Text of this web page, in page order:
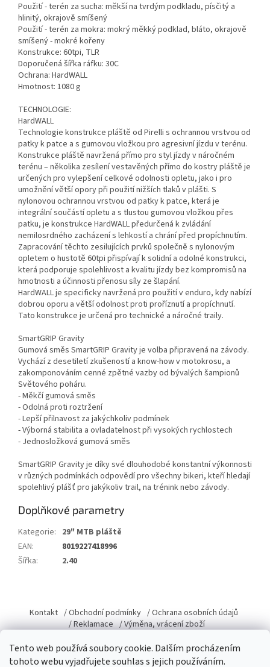
Tento web používá soubory cookie. Dalším procházením
tohoto webu vyjadřujete souhlas s jejich používáním.
Použití - terén za sucha: měkší na tvrdým podkladu, písčitý a
hlinitý, okrajově smíšený
Použití - terén za mokra: mokrý měkký podklad, bláto, okrajově
smíšený - mokré kořeny
Konstrukce: 60tpi, TLR
Doporučená šířka ráfku: 30C
Ochrana: HardWALL
Hmotnost: 1080 g
TECHNOLOGIE:
HardWALL
Technologie konstrukce pláště od Pirelli s ochrannou vrstvou od
patky k patce a s gumovou vložkou pro agresivní jízdu v terénu.
Konstrukce pláště navržená přímo pro styl jízdy v náročném
terénu – několika zesílení vestavěných přímo do kostry pláště je
určených pro vylepšení celkové odolnosti opletu, jako i pro
umožnění větší opory při použití nižších tlaků v plášti. S
nylonovou ochrannou vrstvou od patky k patce, která je
integrální součástí opletu a s tlustou gumovou vložkou přes
patku, je konstrukce HardWALL předurčená k zvládání
nemilosrdného zacházení s lehkostí a chrání před propíchnutím.
Zapracování těchto zesilujících prvků společně s nylonovým
opletem o hustotě 60tpi přispívají k solidní a odolné konstrukci,
která podporuje spolehlivost a kvalitu jízdy bez kompromisů na
hmotnosti a účinnosti přenosu síly ze šlapání.
HardWALL je specificky navržená pro použití v enduro, kdy nabízí
dobrou oporu a větší odolnost proti proříznutí a propíchnutí.
Tato konstrukce je určená pro technické a náročné traily.
SmartGRIP Gravity
Gumová směs SmartGRIP Gravity je volba připravená na závody.
Vychází z desetiletí zkušeností a know-how v motokrosu, a
zakomponováním cenné zpětné vazby od bývalých šampionů
Světového poháru.
- Měkčí gumová směs
- Odolná proti roztržení
- Lepší přilnavost za jakýchkoliv podmínek
- Výborná stabilita a ovladatelnost při vysokých rychlostech
- Jednosložková gumová směs
SmartGRIP Gravity je díky své dlouhodobé konstantní výkonnosti
v různých podmínkách odpovědí pro všechny bikeri, kteří hledají
spolehlivý plášť pro jakýkoliv trail, na trénink nebo závody.
Doplňkové parametry
Kategorie: 29" MTB pláště
EAN:
8019227418996
Šířka: 2.40
p
a
Kontakt / Obchodní podmínky / Ochrana osobních údajů
/ Reklamace / Výměna, vrácení zboží